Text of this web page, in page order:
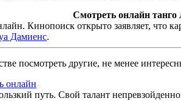
Смотреть онлайн
Кинопоиск открыто заявляет, что
Дамиенс.
посмотреть другие, не менее
онлайн
путь. Свой талант